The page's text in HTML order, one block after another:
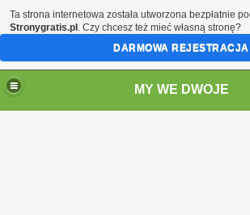
MY WE DWOJE
Ta strona internetowa została utworzona bezpłatnie
Stronygratis.pl . Czy chcesz też mieć własną stronę?
DARMOWA REJESTRACJA